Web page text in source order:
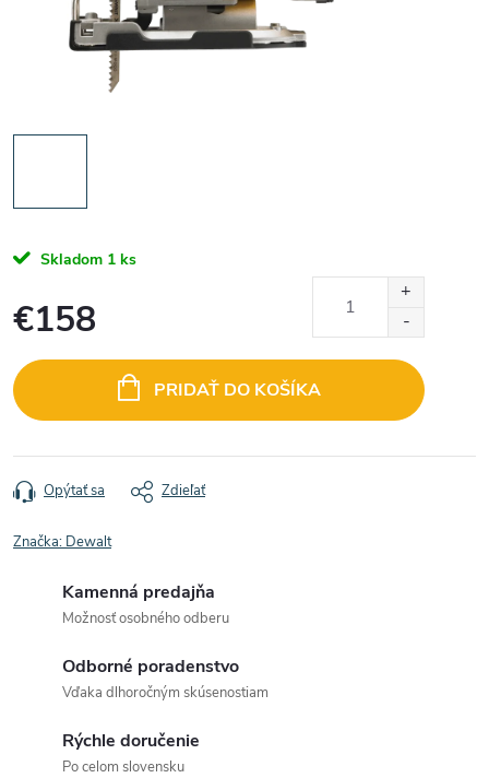
Skladom 1 ks
€158
cena:
PRIDAŤ DO KOŠÍKA
Opýtať sa Zdieľať
Značka: Dewalt
Kamenná predajňa
Možnosť osobného odberu
Odborné poradenstvo
Vďaka dlhoročným skúsenostiam
Rýchle doručenie
Po celom slovensku